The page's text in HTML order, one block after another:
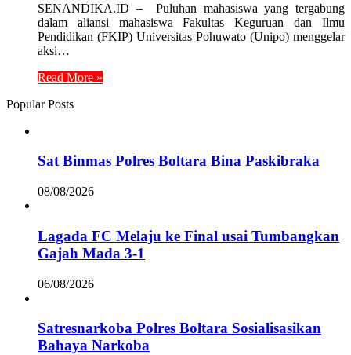
SENANDIKA.ID – Puluhan mahasiswa yang tergabung
dalam aliansi mahasiswa Fakultas Keguruan dan Ilmu
Pendidikan (FKIP) Universitas Pohuwato (Unipo) menggelar
aksi…
Read More »
Popular Posts
Sat Binmas Polres Boltara Bina Paskibraka
08/08/2026
Lagada FC Melaju ke Final usai Tumbangkan
Gajah Mada 3-1
06/08/2026
Satresnarkoba Polres Boltara Sosialisasikan
Bahaya Narkoba